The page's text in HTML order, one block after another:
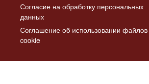
Согласие на обработку персональных
данных
Соглашение об использовании файлов
cookie